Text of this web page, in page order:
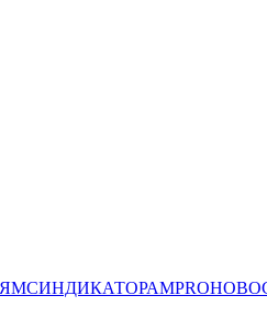
СИНДИКАТОРАМPRO